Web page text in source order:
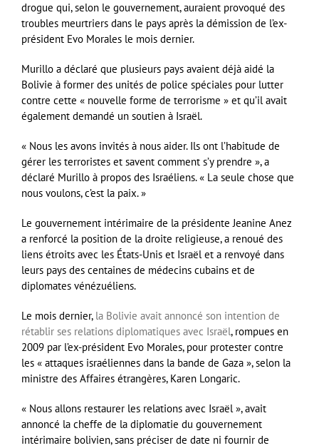
drogue qui, selon le gouvernement, auraient provoqué des
troubles meurtriers dans le pays après la démission de l’ex-
président Evo Morales le mois dernier.
Murillo a déclaré que plusieurs pays avaient déjà aidé la
Bolivie à former des unités de police spéciales pour lutter
contre cette « nouvelle forme de terrorisme » et qu’il avait
également demandé un soutien à Israël.
« Nous les avons invités à nous aider. Ils ont l’habitude de
gérer les terroristes et savent comment s’y prendre », a
déclaré Murillo à propos des Israéliens. « La seule chose que
nous voulons, c’est la paix. »
Le gouvernement intérimaire de la présidente Jeanine Anez
a renforcé la position de la droite religieuse, a renoué des
liens étroits avec les États-Unis et Israël et a renvoyé dans
leurs pays des centaines de médecins cubains et de
diplomates vénézuéliens.
Le mois dernier, la Bolivie avait annoncé son intention de
rétablir ses relations diplomatiques avec Israël, rompues en
2009 par l’ex-président Evo Morales, pour protester contre
les « attaques israéliennes dans la bande de Gaza », selon la
ministre des Affaires étrangères, Karen Longaric.
« Nous allons restaurer les relations avec Israël », avait
annoncé la cheffe de la diplomatie du gouvernement
intérimaire bolivien, sans préciser de date ni fournir de